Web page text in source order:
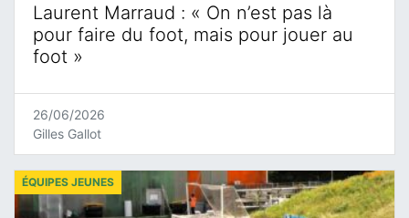
Laurent Marraud : « On n’est pas là
pour faire du foot, mais pour jouer au
foot »
26/06/2026
Gilles Gallot
ÉQUIPES JEUNES